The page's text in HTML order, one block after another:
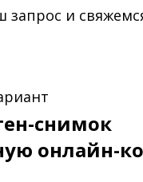
и
снимок
онлайн-